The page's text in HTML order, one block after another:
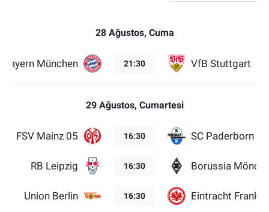
28 Ağustos, Cuma
Bayern München 21:30 VfB Stuttgart
29 Ağustos, Cumartesi
FSV Mainz 05 16:30 SC Paderborn 07
RB Leipzig 16:30 Borussia
Union Berlin 16:30 Eintracht